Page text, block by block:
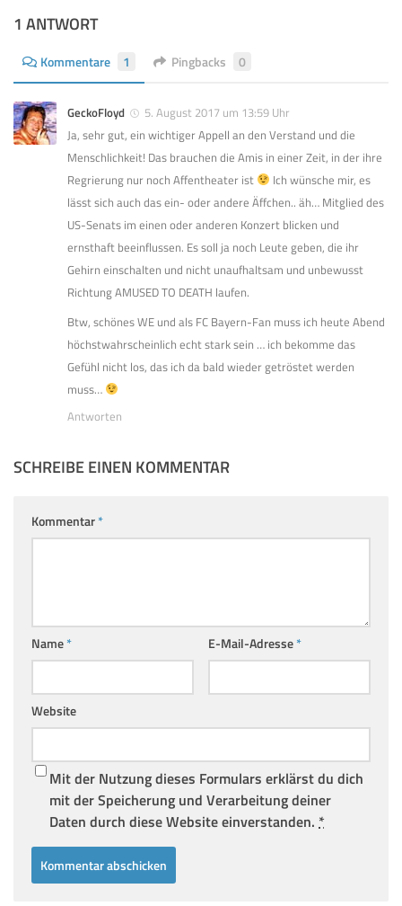
1 ANTWORT
Kommentare 1 Pingbacks 0
GeckoFloyd
5. August 2017 um 13:59 Uhr
Ja, sehr gut, ein wichtiger Appell an den Verstand und die
Menschlichkeit! Das brauchen die Amis in einer Zeit, in der ihre
Regrierung nur noch Affentheater ist
Ich wünsche mir, es
lässt sich auch das ein- oder andere Äffchen.. äh… Mitglied des
US-Senats im einen oder anderen Konzert blicken und
ernsthaft beeinflussen. Es soll ja noch Leute geben, die ihr
Gehirn einschalten und nicht unaufhaltsam und unbewusst
Richtung AMUSED TO DEATH laufen.
Btw, schönes WE und als FC Bayern-Fan muss ich heute Abend
höchstwahrscheinlich echt stark sein … ich bekomme das
Gefühl nicht los, das ich da bald wieder getröstet werden
muss…
Antworten
SCHREIBE EINEN KOMMENTAR
Kommentar*
Name* E-Mail-Adresse*
Website
Mit der Nutzung dieses Formulars erklärst du dich
mit der Speicherung und Verarbeitung deiner
Daten durch diese Website einverstanden. *